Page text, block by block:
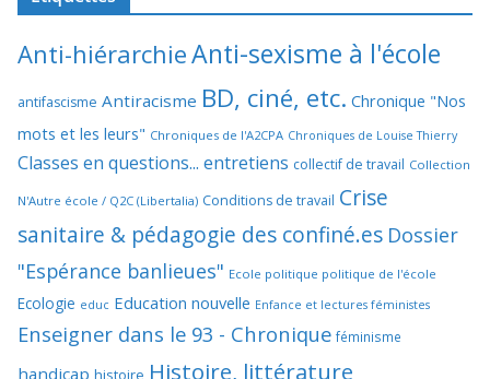
Anti-hiérarchieAnti-sexisme à l'école
antifascisme Antiracisme BD, ciné, etc. Chronique "Nos
mots et les leurs" Chroniques de l'A2CPA Chroniques de Louise Thierry
Classes en questions... entretiens collectif de travail Collection
N'Autre école / Q2C (Libertalia) Conditions de travail Crise
sanitaire & pédagogie des confiné.es Dossier
"Espérance banlieues" Ecole politique politique de l'école
Ecologie educ Education nouvelle Enfance et lectures féministes
Enseigner dans le 93 - Chronique féminisme
handicap histoire Histoire, littérature